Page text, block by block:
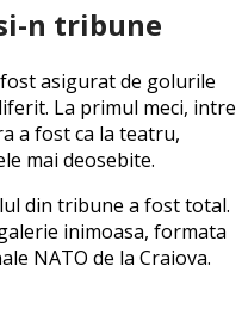
n tribune
asigurat de golurile
La primul meci, intre
a fost ca la teatru,
mai deosebite.
din tribune a fost total.
inimoasa, formata
NATO de la Craiova.